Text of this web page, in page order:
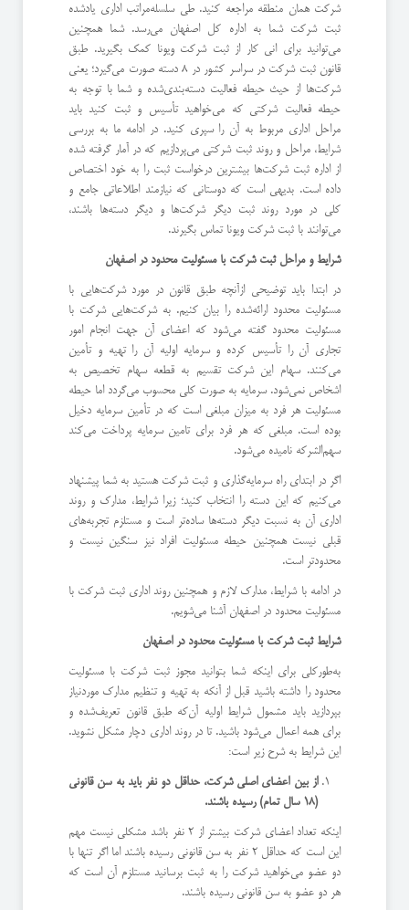
شرکت همان منطقه مراجعه کنید. طی سلسله‌مراتب اداری یادشده
ثبت شرکت شما به اداره کل اصفهان می‌رسد. شما همچنین
می‌توانید برای انی کار از ثبت شرکت ویونا کمک بگیرید. طبق
قانون ثبت شرکت در سراسر کشور در 8 دسته صورت می‌گیرد؛ یعنی
شرکت‌ها از حیث حیطه فعالیت دسته‌بندی‌شده و شما با توجه به
حیطه فعالیت شرکتی که می‌خواهید تأسیس و ثبت کنید باید
مراحل اداری مربوط به آن را سپری کنید. در ادامه ما به بررسی
شرایط، مراحل و روند ثبت شرکتی می‌پردازیم که در آمار گرفته شده
از اداره ثبت شرکت‌ها بیشترین درخواست ثبت را به خود اختصاص
داده است. بدیهی است که دوستانی که نیازمند اطلاعاتی جامع و
کلی در مورد روند ثبت دیگر شرکت‌ها و دیگر دسته‌ها باشند،
می‌توانند با ثبت شرکت ویونا تماس بگیرند.
شرایط و مراحل ثبت شرکت با مسئولیت محدود در اصفهان
در ابتدا باید توضیحی ازآنچه طبق قانون در مورد شرکت‌هایی با
مسئولیت محدود ارائه‌شده را بیان کنیم. به شرکت‌هایی شرکت با
مسئولیت محدود گفته می‌شود که اعضای آن جهت انجام امور
تجاری آن را تأسیس کرده و سرمایه اولیه آن را تهیه و تأمین
می‌کنند. سهام این شرکت تقسیم به قطعه سهام تخصیص به
اشخاص نمی‌شود. سرمایه به صورت کلی محسوب می‌گردد اما حیطه
مسئولیت هر فرد به میزان مبلغی است که در تأمین سرمایه دخیل
بوده است. مبلغی که هر فرد برای تامین سرمایه پرداخت می‌کند
سهم‌الشرکه نامیده می‌شود.
اگر در ابتدای راه سرمایه‌گذاری و ثبت شرکت هستید به شما پیشنهاد
می‌کنیم که این دسته را انتخاب کنید؛ زیرا شرایط، مدارک و روند
اداری آن به نسبت دیگر دسته‌ها ساده‌تر است و مستلزم تجربه‌های
قبلی نیست همچنین حیطه مسئولیت افراد نیز سنگین نیست و
محدودتر است.
در ادامه با شرایط، مدارک لازم و همچنین روند اداری ثبت شرکت با
مسئولیت محدود در اصفهان آشنا می‌شویم.
شرایط ثبت شرکت با مسئولیت محدود در اصفهان
به‌طورکلی برای اینکه شما بتوانید مجوز ثبت شرکت با مسئولیت
محدود را داشته باشید قبل از آنکه به تهیه و تنظیم مدارک موردنیاز
بپردازید باید مشمول شرایط اولیه آن‌که طبق قانون تعریف‌شده و
برای همه اعمال می‌شود باشید. تا در روند اداری دچار مشکل نشوید.
این شرایط به شرح زیر است:
از بین اعضای اصلی شرکت، حداقل دو نفر باید به سن قانونی
(18 سال تمام) رسیده باشند.
اینکه تعداد اعضای شرکت بیشتر از 2 نفر باشد مشکلی نیست مهم
این است که حداقل 2 نفر به سن قانونی رسیده باشند اما اگر تنها با
دو عضو می‌خواهید شرکت را به ثبت برسانید مستلزم آن است که
هر دو عضو به سن قانونی رسیده باشند.